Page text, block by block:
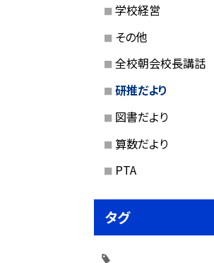
学校経営
その他
全校朝会校長講話
研推だより
図書だより
算数だより
PTA
タグ